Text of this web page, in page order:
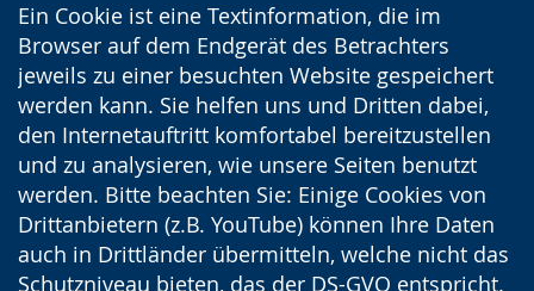
Ein Cookie ist eine Textinformation, die im
Browser auf dem Endgerät des Betrachters
jeweils zu einer besuchten Website gespeichert
werden kann. Sie helfen uns und Dritten dabei,
den Internetauftritt komfortabel bereitzustellen
und zu analysieren, wie unsere Seiten benutzt
werden. Bitte beachten Sie: Einige Cookies von
Drittanbietern (z.B. YouTube) können Ihre Daten
auch in Drittländer übermitteln, welche nicht das
Schutzniveau bieten, das der DS-GVO entspricht.